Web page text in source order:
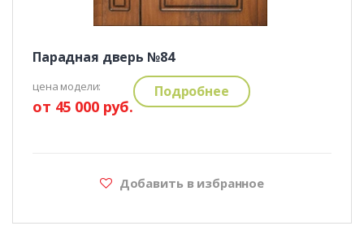
Парадная дверь №84
цена модели:
от 45 000 руб.
Подробнее
Добавить в избранное